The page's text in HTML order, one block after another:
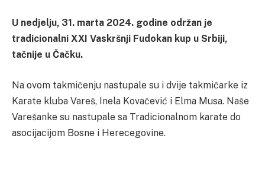
U nedjelju, 31. marta 2024. godine održan je
tradicionalni XXI Vaskršnji Fudokan kup u Srbiji,
tačnije u Čačku.
Na ovom takmičenju nastupale su i dvije takmičarke iz
Karate kluba Vareš, Inela Kovačević i Elma Musa. Naše
Varešanke su nastupale sa Tradicionalnom karate do
asocijacijom Bosne i Herecegovine.